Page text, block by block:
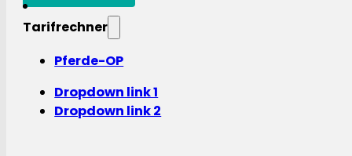
Tarifrechner
Pferde-OP
Dropdown link 1
Dropdown link 2